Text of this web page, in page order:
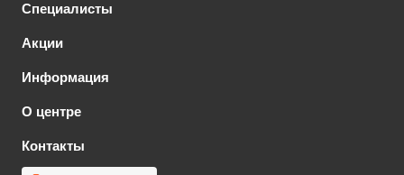
Специалисты
Акции
Информация
О центре
Контакты